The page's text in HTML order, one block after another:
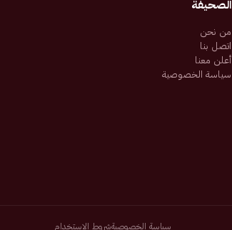
الصحيفة
من نحن
اتصل بنا
أعلن معنا
سياسة الخصوصية
سياسة الخصوصيةشروط الاستخدام